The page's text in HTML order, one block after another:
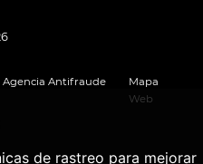
de rastreo para mejorar
Agencia Antifraude
Mapa
Web